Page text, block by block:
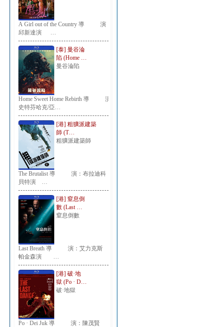
A Girl out of the Country 導 演：
邱新達演 …
[泰] 曼谷淪
陷 (Home …
曼谷淪陷
Home Sweet Home Rebirth 導 演：
史特芬哈克/亞…
[港] 粗獷派建築
師 (T…
粗獷派建築師
The Brutalist 導 演：布拉迪科
貝特演 …
[港] 窒息倒
數 (Last …
窒息倒數
Last Breath 導 演：艾力克斯
帕金森演 …
[港] 破·地
獄 (Po · D…
破·地獄
Po · Dei Juk 導 演：陳茂賢